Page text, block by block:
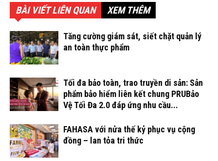
BÀI VIẾT LIÊN QUAN XEM THÊM
Tăng cường giám sát, siết chặt quản lý
an toàn thực phẩm
Tối đa bảo toàn, trao truyền di sản: Sản
phẩm bảo hiểm liên kết chung PRUBảo
Vệ Tối Đa 2.0 đáp ứng nhu cầu...
FAHASA với nửa thế kỷ phục vụ cộng
đồng – lan tỏa tri thức